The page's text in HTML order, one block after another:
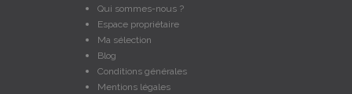
Qui sommes-nous ?
Espace propriétaire
Ma sélection
Blog
Conditions générales
Mentions légales